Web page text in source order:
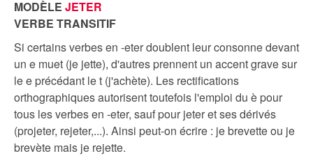
MODÈLE JETER
VERBE TRANSITIF
Si certains verbes en -eter doublent leur consonne devant
un e muet (je jette), d'autres prennent un accent grave sur
le e précédant le t (j'achète). Les rectifications
orthographiques autorisent toutefois l'emploi du è pour
tous les verbes en -eter, sauf pour jeter et ses dérivés
(projeter, rejeter,...). Ainsi peut-on écrire : je brevette ou je
brevète mais je rejette.